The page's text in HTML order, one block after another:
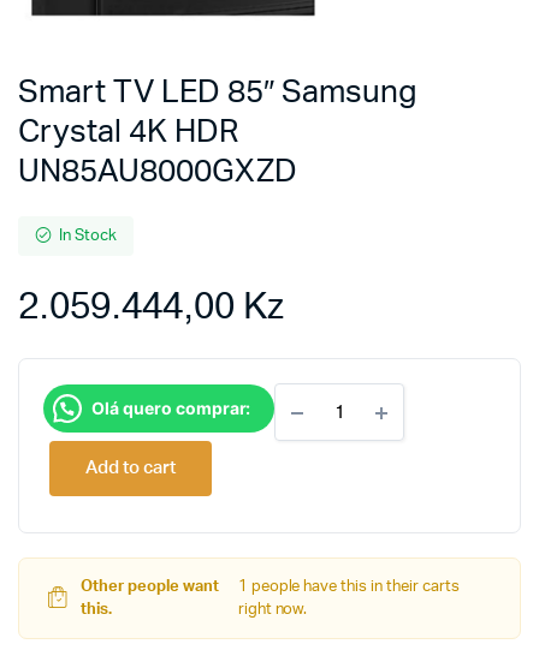
Smart TV LED 85″ Samsung
Crystal 4K HDR
UN85AU8000GXZD
In Stock
2.059.444,00 Kz
Olá quero comprar:
LED
4K
HDR
UN85AU8000GXZD
Add to cart
Other people want
this.
1 people have this in their carts
right now.